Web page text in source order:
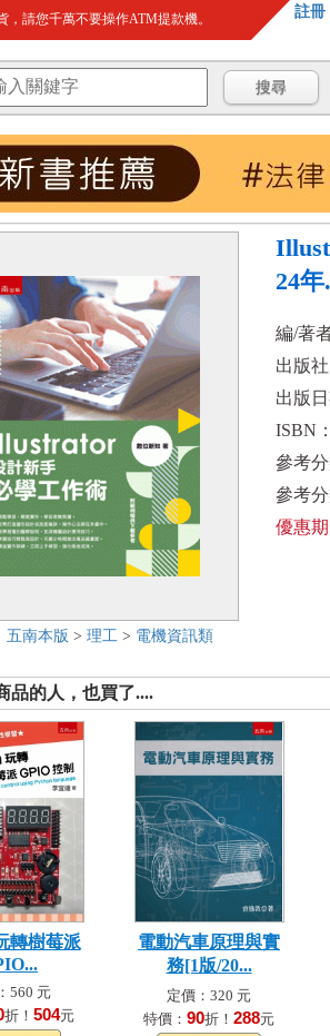
請您千萬不要操作ATM提款機。 註冊
五南本版 > 理工 > 電機資訊類
24年
編/著
出版社
出版日
ISBN：
參考分
參考分
優惠期
品的人，也買了....
轉樹莓派
560 元
折！ 504元
電動汽車原理與實
務[1版/20...
定價：320 元
特價： 90折！ 288元